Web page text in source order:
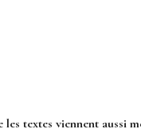
les textes viennent aussi